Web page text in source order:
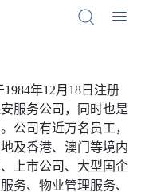
年12月18日注册
服务公司，同时也是
公司有近万名员工，
及香港、澳门等境内
上市公司、大型国企
务、物业管理服务、